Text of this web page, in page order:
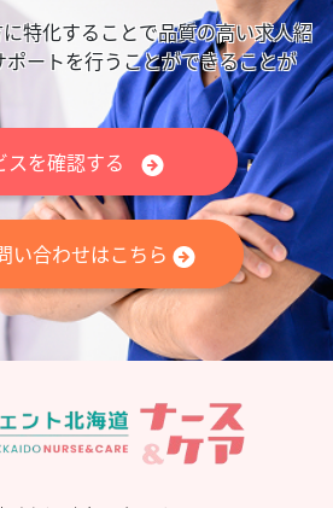
特化することで品質の高い求人紹
ートを行うことができることが
スを確認する
い合わせはこちら